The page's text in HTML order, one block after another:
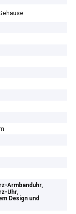
Armbanduhr,
Uhr,
Design und